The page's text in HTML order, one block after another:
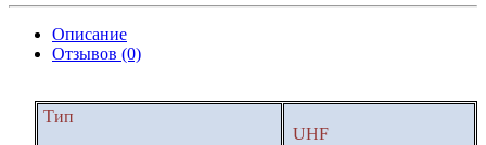
Описание
Отзывов (0)
Тип
UHF